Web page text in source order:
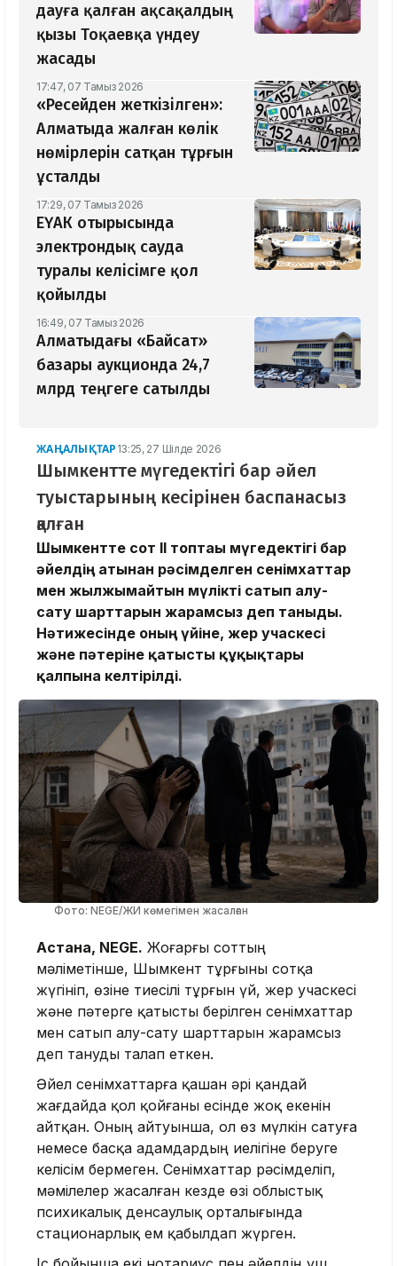
дауға қалған ақсақалдың
қызы Тоқаевқа үндеу
жасады
17:47, 07 Тамыз 2026
«Ресейден жеткізілген»:
Алматыда жалған көлік
нөмірлерін сатқан тұрғын
ұсталды
17:29, 07 Тамыз 2026
ЕҮАК отырысында
электрондық сауда
туралы келісімге қол
қойылды
16:49, 07 Тамыз 2026
Алматыдағы «Байсат»
базары аукционда 24,7
млрд теңгеге сатылды
ЖАҢАЛЫҚТАР 13:25, 27 Шілде 2026
Шымкентте мүгедектігі бар әйел
туыстарының кесірінен баспанасыз
қалған
Шымкентте сот ІІ топтағы мүгедектігі бар
әйелдің атынан рәсімделген сенімхаттар
мен жылжымайтын мүлікті сатып алу-
сату шарттарын жарамсыз деп таныды.
Нәтижесінде оның үйіне, жер учаскесі
және пәтеріне қатысты құқықтары
қалпына келтірілді.
Фото: NEGE/ЖИ көмегімен жасалған
Астана, NEGE. Жоғарғы соттың
мәліметінше, Шымкент тұрғыны сотқа
жүгініп, өзіне тиесілі тұрғын үй, жер учаскесі
және пәтерге қатысты берілген сенімхаттар
мен сатып алу-сату шарттарын жарамсыз
деп тануды талап еткен.
Әйел сенімхаттарға қашан әрі қандай
жағдайда қол қойғаны есінде жоқ екенін
айтқан. Оның айтуынша, ол өз мүлкін сатуға
немесе басқа адамдардың иелігіне беруге
келісім бермеген. Сенімхаттар рәсімделіп,
мәмілелер жасалған кезде өзі облыстық
психикалық денсаулық орталығында
стационарлық ем қабылдап жүрген.